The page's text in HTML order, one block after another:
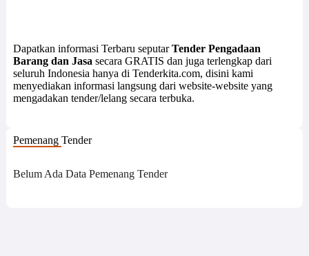
Dapatkan informasi Terbaru seputarTender Pengadaan
Barang dan Jasa secara GRATIS dan juga terlengkap dari
seluruh Indonesia hanya di Tenderkita.com, disini kami
menyediakan informasi langsung dari website-website yang
mengadakan tender/lelang secara terbuka.
Pemenang Tender
Belum Ada Data Pemenang Tender